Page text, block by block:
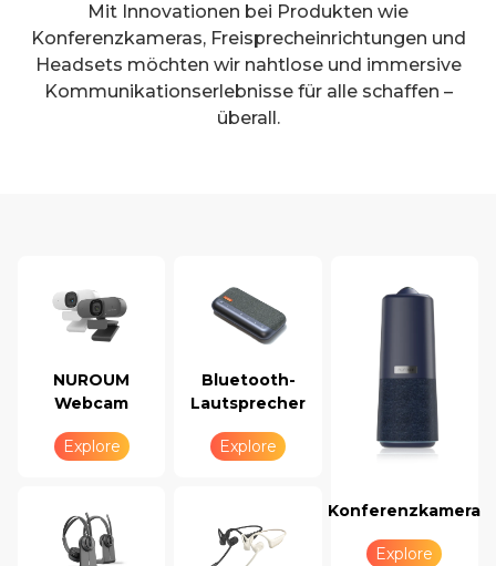
Mit Innovationen bei Produkten wie
Konferenzkameras, Freisprecheinrichtungen und
Headsets möchten wir nahtlose und immersive
Kommunikationserlebnisse für alle schaffen –
überall.
NUROUM
Webcam
Explore
Bluetooth-
Lautsprecher
Explore
Konferenzkamera
Explore